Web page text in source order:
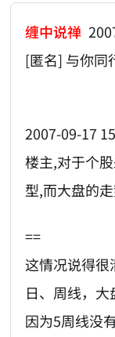
缠中说禅
[匿名] 与你同
2007-09-17
楼主,对于个
型,而大盘的
==
这情况说得很
日、周线，
因为5周线没